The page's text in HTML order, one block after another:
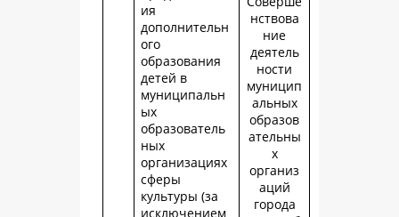
ия
дополнительн
ого
образования
детей в
муниципальн
ых
образователь
ных
организациях
сферы
культуры (за
исключением
нствова
ние
деятель
ности
муницип
альных
образов
ательны
х
организ
аций
города